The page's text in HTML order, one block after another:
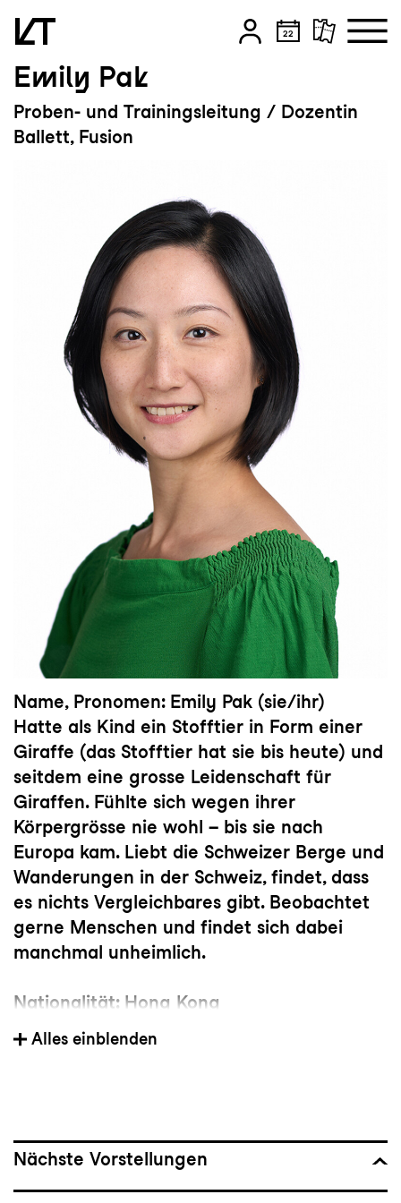
Zum Hauptinhalt springen
Zum Footer springen
Emily Pak
Proben- und Trainingsleitung / Dozentin
Ballett, Fusion
Name, Pronomen: Emily Pak (sie/ihr)
Hatte als Kind ein Stofftier in Form einer
Giraffe (das Stofftier hat sie bis heute) und
seitdem eine grosse Leidenschaft für
Giraffen. Fühlte sich wegen ihrer
Körpergrösse nie wohl – bis sie nach
Europa kam. Liebt die Schweizer Berge und
Wanderungen in der Schweiz, findet, dass
es nichts Vergleichbares gibt. Beobachtet
gerne Menschen und findet sich dabei
manchmal unheimlich.
Nationalität: Hong Kong
Mitglied der Tanzkompanie seit: 2015
Alles einblenden
Nächste Vorstellungen